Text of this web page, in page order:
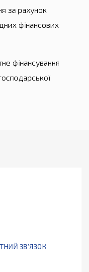
за рахунок
фінансових
фінансування
ЗВ’ЯЗОК